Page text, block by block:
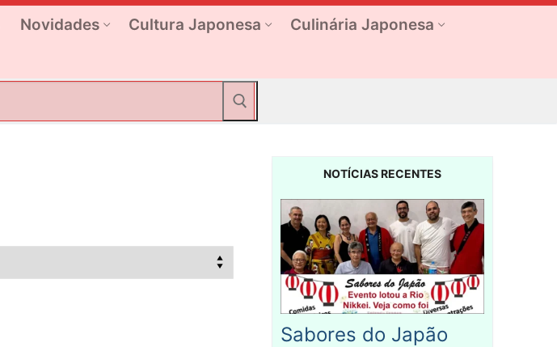
Novidades Cultura Japonesa
Culinária Japonesa
NOTÍCIAS RECENTES
Sabores do Japão